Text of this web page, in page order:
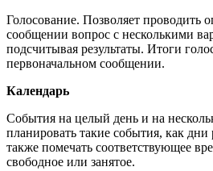
Голосование. Позволяет проводить
сообщении вопрос с несколькими
подсчитывая результаты. Итоги
первоначальном сообщении.
Календарь
События на целый день и на
планировать такие события, как
также помечать соответствующее
свободное или занятое.